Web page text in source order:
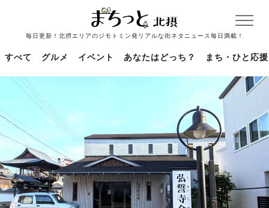
毎日更新！北摂エリアのジモトミン発リアルな街ネタニュース毎日満載！
すべて グルメ イベント あなたはどっち？ まち・ひと応援